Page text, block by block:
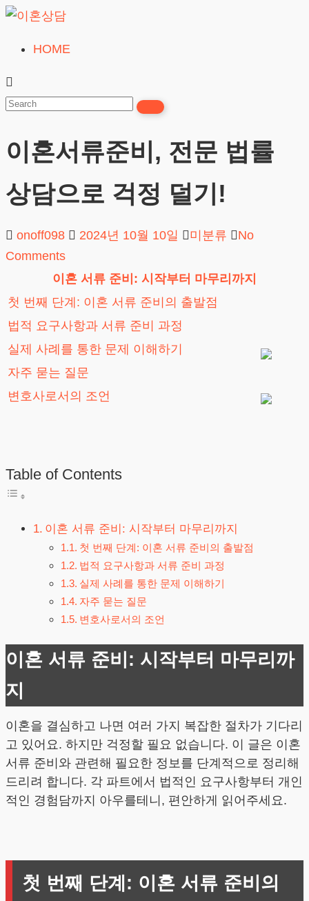
Skip
content
혼
상
24시간365일
HOME
이혼서류준비, 전문 법률
상담으로 걱정 덜기!
onoff098 2024년 10월 10일 미분류
No
Comments
이혼 서류 준비: 시작부터 마무리까지
첫 번째 단계: 이혼 서류 준비의 출발점
법적 요구사항과 서류 준비 과정
실제 사례를 통한 문제 이해하기
자주 묻는 질문
변호사로서의 조언
Table of Contents
이혼 서류 준비: 시작부터 마무리까지
첫 번째 단계: 이혼 서류 준비의 출발점
법적 요구사항과 서류 준비 과정
실제 사례를 통한 문제 이해하기
자주 묻는 질문
변호사로서의 조언
이혼 서류 준비: 시작부터 마무리까
지
이혼을 결심하고 나면 여러 가지 복잡한 절차가 기다리
고 있어요. 하지만 걱정할 필요 없습니다. 이 글은 이혼
서류 준비와 관련해 필요한 정보를 단계적으로 정리해
드리려 합니다. 각 파트에서 법적인 요구사항부터 개인
적인 경험담까지 아우를테니, 편안하게 읽어주세요.
첫 번째 단계: 이혼 서류 준비의